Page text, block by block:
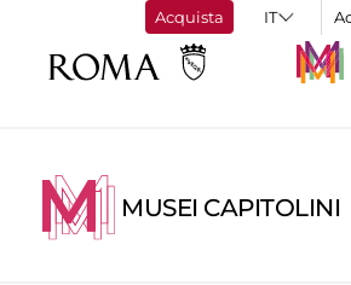
Acquista
MUSEI CAPITOLINI